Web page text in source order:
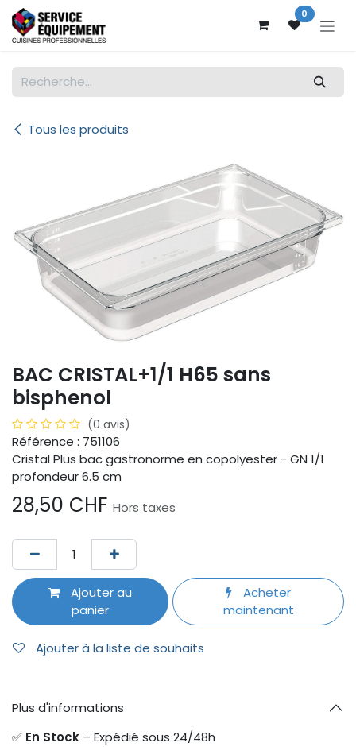
Se rendre au contenu 0
Tous les produits
BAC CRISTAL+1/1 H65 sans
bisphenol
(0 avis)
Référence : 751106
Cristal Plus bac gastronorme en copolyester - GN 1/1
profondeur 6.5 cm
28,50 CHF Hors taxes
Ajouter au
panier
Acheter
maintenant
Ajouter à la liste de souhaits
Plus d'informations
✅ En Stock – Expédié sous 24/48h